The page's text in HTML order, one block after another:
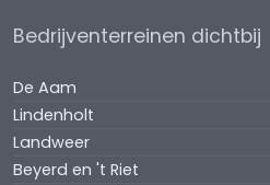
Bedrijventerreinen dichtbij
De Aam
Lindenholt
Landweer
Beyerd en 't Riet